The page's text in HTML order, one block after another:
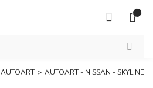
AUTOART AUTOART - NISSAN - SKYLINE